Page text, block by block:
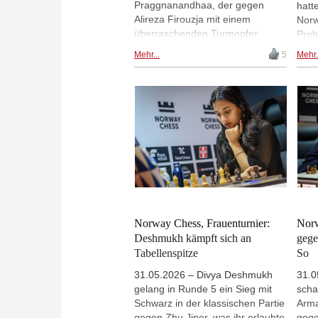
Praggnanandhaa, der gegen
Alireza Firouzja mit einem
überraschenden Turmopfer
Wesley So, obwohl er im
verlor. Vincent Keymer und
Magnus Carlsen trennten sich in
einer interessanten klassischen
Partie Remis, aber im
Armageddon kam Carlsen dann
zu einem Remis mit Schwarz und
sicherte sich den Sieg. | Foto:
Norway Chess / Michal Walusza
Mehr... 5
der
Norway Chess, Frauenturnier:
Deshmukh kämpft sich an
Tabellenspitze
31.05.2026 – Divya Deshmukh
gelang in Runde 5 ein Sieg mit
Schwarz in der klassischen Partie
So